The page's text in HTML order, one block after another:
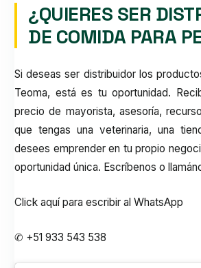
¿QUIERES SER
DE COMIDA PARA
Si deseas ser distribuidor los
Teoma, está es tu oportunidad.
precio de mayorista, asesoría,
que tengas una veterinaria, una
desees emprender en tu propio
oportunidad única. Escríbenos o
Click aquí para escribir al WhatsApp
✆ +51 933 543 538